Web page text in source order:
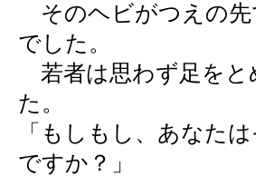
そのヘビがつえの先
でした。
若者は思わず足をと
た。
「もしもし、あなた
ですか？」